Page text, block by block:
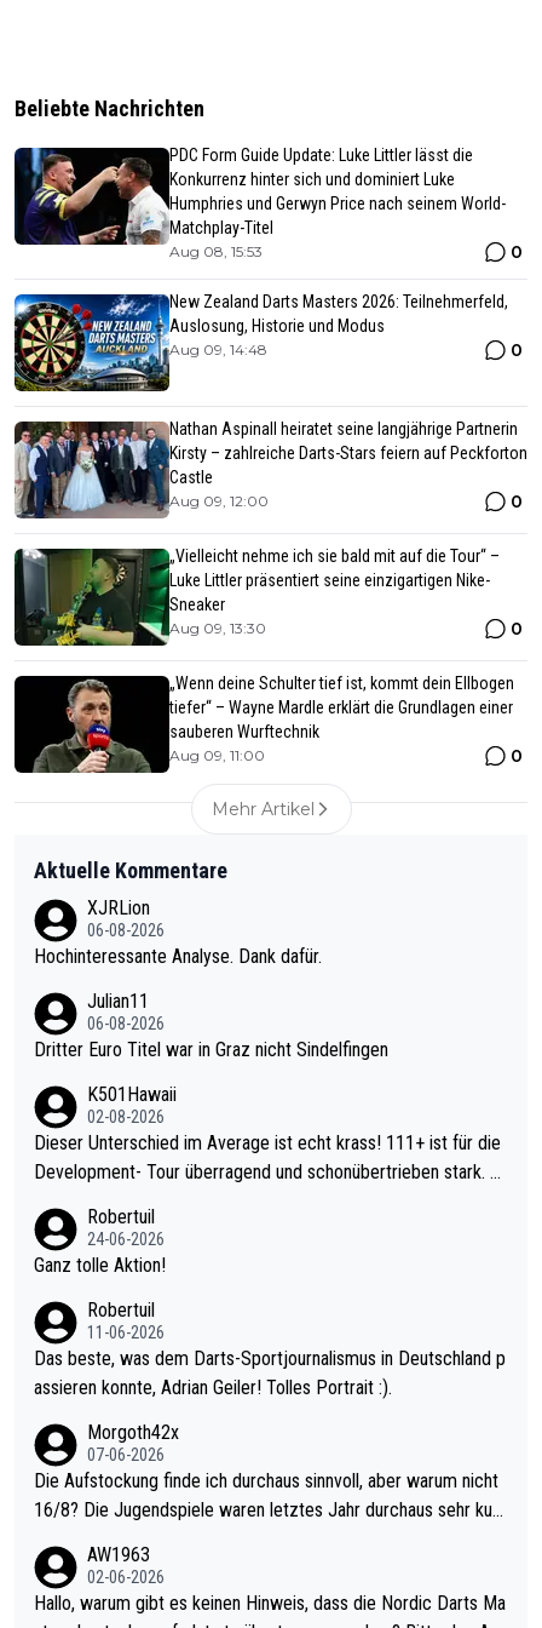
Beliebte Nachrichten
PDC Form Guide Update: Luke Littler lässt die
Konkurrenz hinter sich und dominiert Luke
Humphries und Gerwyn Price nach seinem World-
Matchplay-Titel
Aug 08, 15:53 0
New Zealand Darts Masters 2026: Teilnehmerfeld,
Auslosung, Historie und Modus
Aug 09, 14:48 0
Nathan Aspinall heiratet seine langjährige Partnerin
Kirsty – zahlreiche Darts-Stars feiern auf Peckforton
Castle
Aug 09, 12:00 0
„Vielleicht nehme ich sie bald mit auf die Tour“ –
Luke Littler präsentiert seine einzigartigen Nike-
Sneaker
Aug 09, 13:30 0
„Wenn deine Schulter tief ist, kommt dein Ellbogen
tiefer“ – Wayne Mardle erklärt die Grundlagen einer
sauberen Wurftechnik
Aug 09, 11:00 0
Mehr Artikel
Aktuelle Kommentare
XJRLion
06-08-2026
Hochinteressante Analyse. Dank dafür.
Julian11
06-08-2026
Dritter Euro Titel war in Graz nicht Sindelfingen
K501Hawaii
02-08-2026
Dieser Unterschied im Average ist echt krass! 111+ ist für die
Development- Tour überragend und schonübertrieben stark. U
mal 40+ erst recht. Da gewinnst keinen Blumentopf - ist ja noc
h krasser wie ein Pokalspiel eines Kreisligisten vs einem Bund
Robertuil
24-06-2026
Ganz tolle Aktion!
Robertuil
11-06-2026
Das beste, was dem Darts-Sportjournalismus in Deutschland p
assieren konnte, Adrian Geiler! Tolles Portrait :).
Morgoth42x
07-06-2026
Die Aufstockung finde ich durchaus sinnvoll, aber warum nicht
16/8? Die Jugendspiele waren letztes Jahr durchaus sehr kurz
Allerdings ist Mitchell Lawrie als Nummer 1 der Welt eh qualifi
ziert. Somit ändert die automatische Qualifikation des Weltmei
AW1963
02-06-2026
Hallo, warum gibt es keinen Hinweis, dass die Nordic Darts Ma